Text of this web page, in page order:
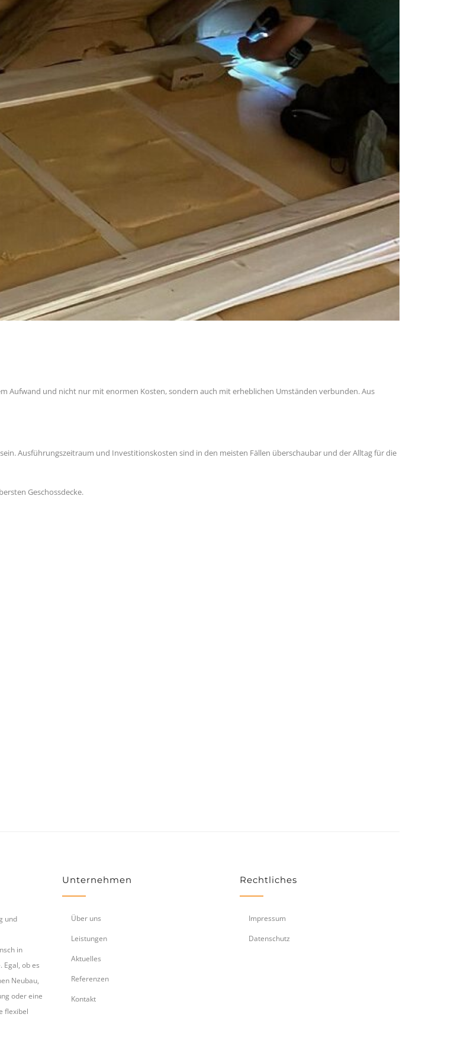
Aufwand und nicht nur mit enormen Kosten, sondern auch mit erheblichen Umständen verbunden. Aus
Ausführungszeitraum und Investitionskosten sind in den meisten Fällen überschaubar und der Alltag für die
Geschossdecke.
und
in
Egal, ob es
Neubau,
oder eine
flexibel
Unternehmen
Über uns
Leistungen
Aktuelles
Referenzen
Kontakt
Rechtliches
Impressum
Datenschutz